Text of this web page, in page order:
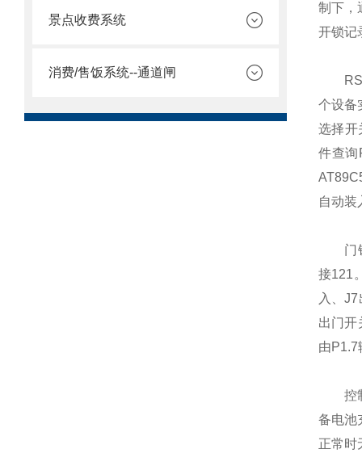
景点收费系统
消费/售饭系统--通道闸
制下，
开锁记
个设备
选择开
件查询
自动装
门锁
接121
入、
出门开
由P1.7
控制
备电池
正常时